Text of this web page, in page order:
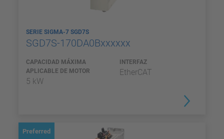
SERIE SIGMA-7 SGD7S
SGD7S-170DA0Bxxxxxx
CAPACIDAD MÁXIMA
APLICABLE DE MOTOR
5 kW
INTERFAZ
EtherCAT
Preferred